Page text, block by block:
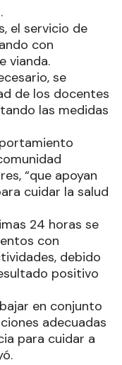
el servicio de
con
vianda.
se
de los docentes
las medidas
“que apoyan
cuidar la salud
24 horas se
con
debido
positivo
en conjunto
adecuadas
para cuidar a